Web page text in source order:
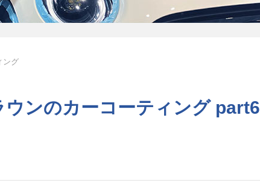
ング
ウンのカーコーティング part6